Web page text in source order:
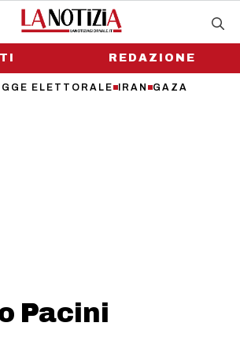
ELETTORALE IRAN GAZA
REDAZIONE
Pacini